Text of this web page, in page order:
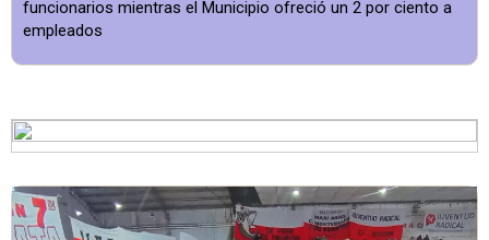
funcionarios mientras el Municipio ofreció un 2 por ciento a
empleados